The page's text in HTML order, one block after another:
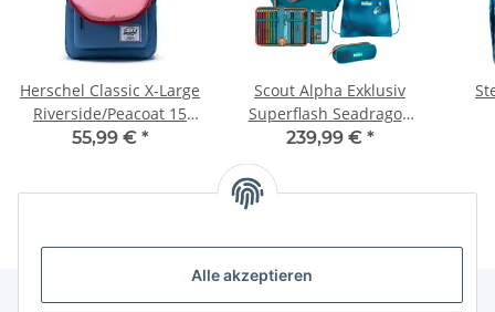
Alle akzeptieren
Herschel Classic X-Large
Riverside/Peacoat 15
Rucksack
55,99 € *
Scout Alpha Exklusiv
Superflash Seadragon
Schulranzenset
239,99 € *